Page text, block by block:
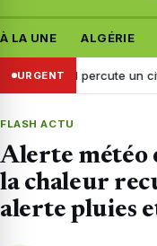
À LA UNE ALGÉRIE
URGENT
: il percute un citoyen
FLASH ACTU
Alerte météo
la chaleur
alerte pluies